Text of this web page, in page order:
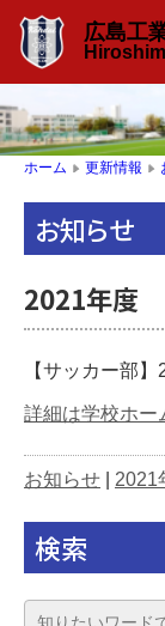
広島工
ホーム ▶ 更新情報 ▶
お知らせ
2021年度
【サッカー部
詳細は学校ホー
お知らせ 2021
検索